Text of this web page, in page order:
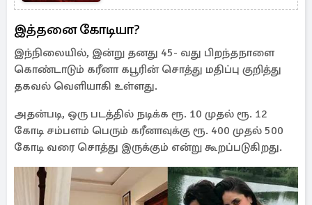
திட்டம்!
இத்தனை கோடியா?
இந்நிலையில், இன்று தனது 45- வது பிறந்தநாளை
கொண்டாடும் கரீனா கபூரின் சொத்து மதிப்பு குறித்து
தகவல் வெளியாகி உள்ளது.
அதன்படி, ஒரு படத்தில் நடிக்க ரூ. 10 முதல் ரூ. 12
கோடி சம்பளம் பெரும் கரீனாவுக்கு ரூ. 400 முதல் 500
கோடி வரை சொத்து இருக்கும் என்று கூறப்படுகிறது.